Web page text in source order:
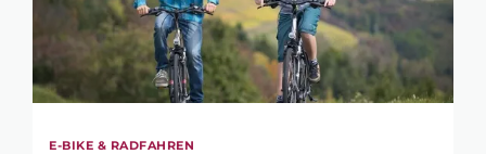
E-BIKE & RADFAHREN